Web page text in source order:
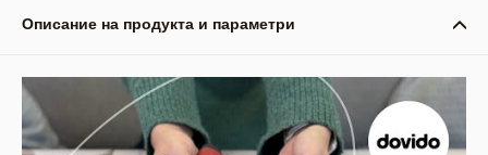
Описание на продукта и параметри